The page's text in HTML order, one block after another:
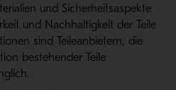
und Sicherheitsaspekte
und Nachhaltigkeit der Teile
sind Teileanbietern, die
bestehender Teile